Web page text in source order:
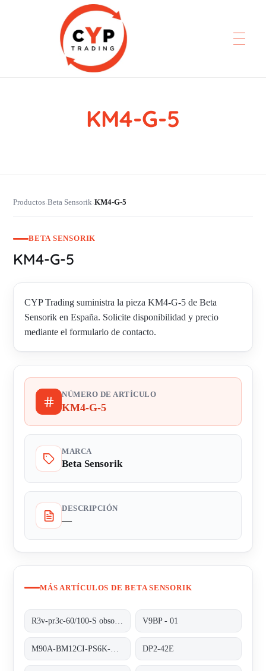
KM4-G-5
Productos›Beta Sensorik›KM4-G-5
BETA SENSORIK
KM4-G-5
CYP Trading suministra la pieza KM4-G-5 de Beta
Sensorik en España. Solicite disponibilidad y precio
mediante el formulario de contacto.
NÚMERO DE ARTÍCULO
KM4-G-5
MARCA
Beta Sensorik
DESCRIPCIÓN
—
MÁS ARTÍCULOS DE BETA SENSORIK
V9BP - 01
DP2-42E